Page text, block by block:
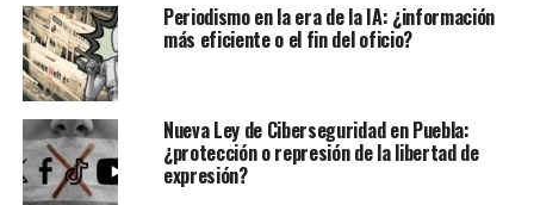
Periodismo en la era de la IA: ¿información
más eficiente o el fin del oficio?
Nueva Ley de Ciberseguridad en Puebla:
¿protección o represión de la libertad de
expresión?